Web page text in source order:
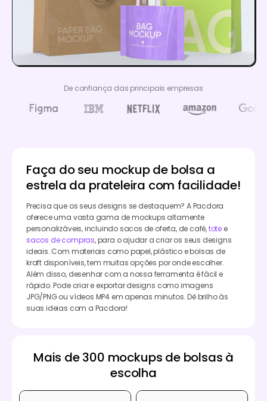
De confiança das principais empresas
Faça do seu mockup de bolsa a
estrela da prateleira com facilidade!
Precisa que os seus designs se destaquem? A Pacdora
oferece uma vasta gama de mockups altamente
personalizáveis, incluindo sacos de oferta, de café,tote e
sacos de compras, para o ajudar a criar os seus designs
ideais. Com materiais como papel, plástico e bolsas de
kraft disponíveis, tem muitas opções por onde escolher.
Além disso, desenhar com a nossa ferramenta é fácil e
rápido. Pode criar e exportar designs como imagens
JPG/PNG ou vídeos MP4 em apenas minutos. Dê brilho às
suas ideias com a Pacdora!
Mais de 300 mockups de bolsas à
escolha